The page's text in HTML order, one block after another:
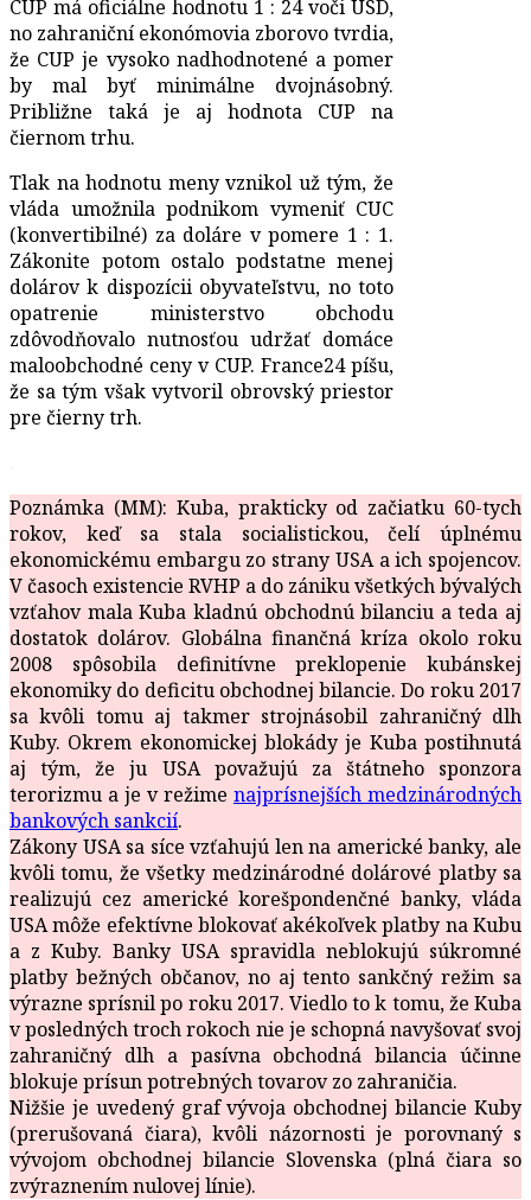
CUP má oficiálne hodnotu 1 : 24 voči USD,
no zahraniční ekonómovia zborovo tvrdia,
že CUP je vysoko nadhodnotené a pomer
by mal byť minimálne dvojnásobný.
Približne taká je aj hodnota CUP na
čiernom trhu.
Tlak na hodnotu meny vznikol už tým, že
vláda umožnila podnikom vymeniť CUC
(konvertibilné) za doláre v pomere 1 : 1.
Zákonite potom ostalo podstatne menej
dolárov k dispozícii obyvateľstvu, no toto
opatrenie ministerstvo obchodu
zdôvodňovalo nutnosťou udržať domáce
maloobchodné ceny v CUP. France24 píšu,
že sa tým však vytvoril obrovský priestor
pre čierny trh.
Poznámka (MM): Kuba, prakticky od začiatku 60-tych
rokov, keď sa stala socialistickou, čelí úplnému
ekonomickému embargu zo strany USA a ich spojencov.
V časoch existencie RVHP a do zániku všetkých bývalých
vzťahov mala Kuba kladnú obchodnú bilanciu a teda aj
dostatok dolárov. Globálna finančná kríza okolo roku
2008 spôsobila definitívne preklopenie kubánskej
ekonomiky do deficitu obchodnej bilancie. Do roku 2017
sa kvôli tomu aj takmer strojnásobil zahraničný dlh
Kuby. Okrem ekonomickej blokády je Kuba postihnutá
aj tým, že ju USA považujú za štátneho sponzora
terorizmu a je v režime najprísnejších medzinárodných
bankových sankcií.
Zákony USA sa síce vzťahujú len na americké banky, ale
kvôli tomu, že všetky medzinárodné dolárové platby sa
realizujú cez americké korešpondenčné banky, vláda
USA môže efektívne blokovať akékoľvek platby na Kubu
a z Kuby. Banky USA spravidla neblokujú súkromné
platby bežných občanov, no aj tento sankčný režim sa
výrazne sprísnil po roku 2017. Viedlo to k tomu, že Kuba
v posledných troch rokoch nie je schopná navyšovať svoj
zahraničný dlh a pasívna obchodná bilancia účinne
blokuje prísun potrebných tovarov zo zahraničia.
Nižšie je uvedený graf vývoja obchodnej bilancie Kuby
(prerušovaná čiara), kvôli názornosti je porovnaný s
vývojom obchodnej bilancie Slovenska (plná čiara so
zvýraznením nulovej línie).